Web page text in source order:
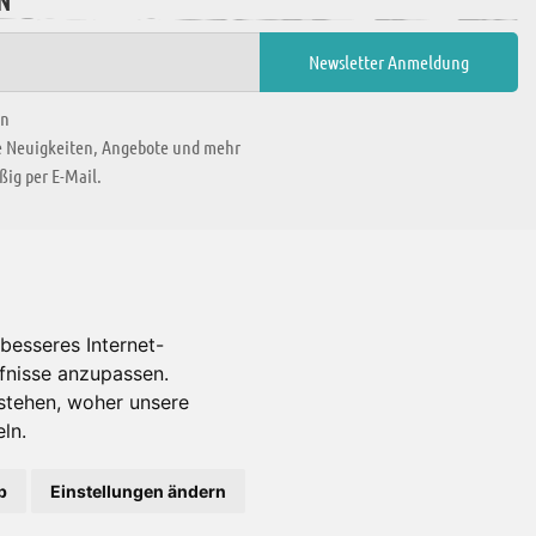
Internet-
anzupassen.
woher unsere
Einstellungen ändern
Angebote und mehr
per E-Mail.
Es gibt uns auch in